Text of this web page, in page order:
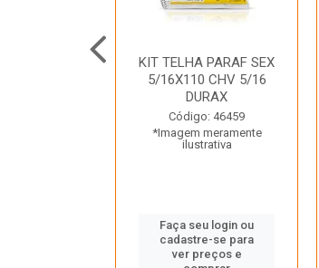
KIT TELHA PARAF SEX
5/16X110 CHV 5/16
DURAX
Código: 46459
*Imagem meramente
ilustrativa
Faça seu login ou
cadastre-se para
ver preços e